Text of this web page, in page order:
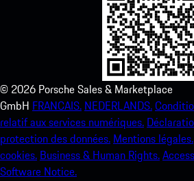
© 2026 Porsche Sales & Marketplace
GmbH FRANCAIS. NEDERLANDS.
relatif aux services numériques.
protection des données. Mentions légales.
cookies. Business & Human Rights.
Software Notice.